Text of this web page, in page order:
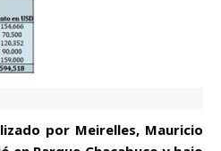
por Meirelles, Mauricio